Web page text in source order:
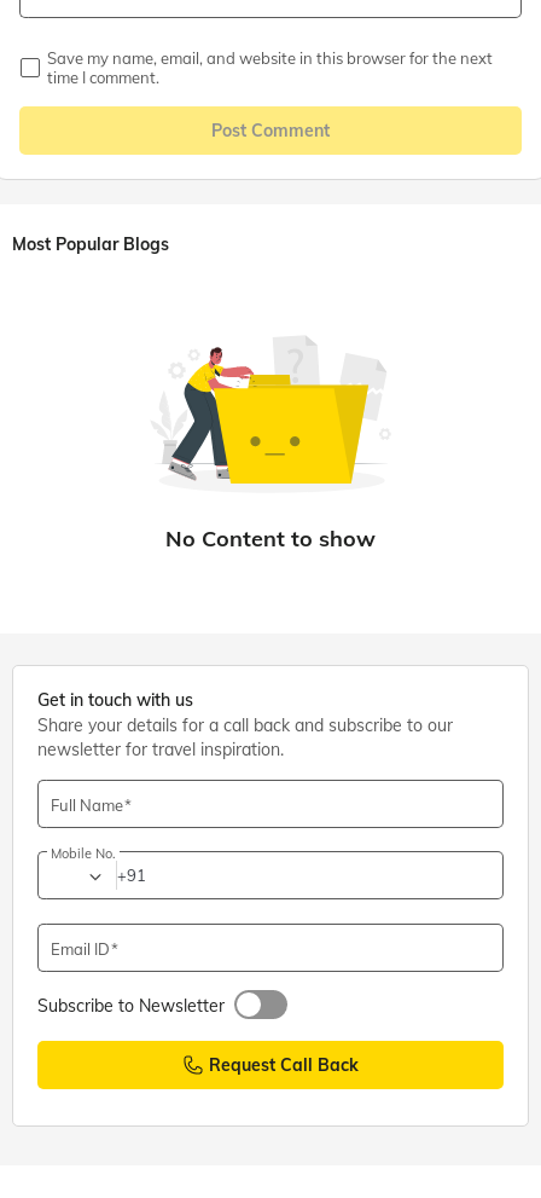
Save my name, email, and website in this browser for the next
time I comment.
Post Comment
Most Popular Blogs
Get in touch with us
Share your details for a call back and subscribe to our
newsletter for travel inspiration.
Full Name
Mobile No.
+91
Email ID
Subscribe to Newsletter
Request Call Back